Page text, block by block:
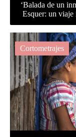
‘Balada de un
Esquer: un viaje
Cortometrajes